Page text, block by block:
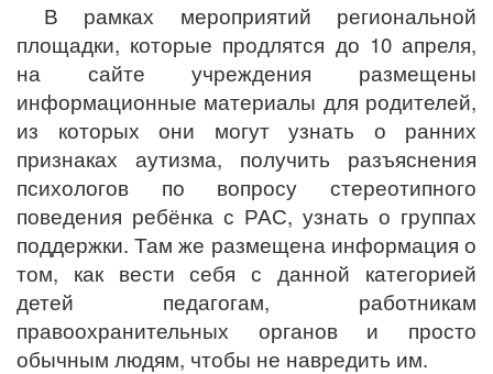
В рамках мероприятий региональной
площадки, которые продлятся до 10 апреля,
на сайте учреждения размещены
информационные материалы для родителей,
из которых они могут узнать о ранних
признаках аутизма, получить разъяснения
психологов по вопросу стереотипного
поведения ребёнка с РАС, узнать о группах
поддержки. Там же размещена информация о
том, как вести себя с данной категорией
детей педагогам, работникам
правоохранительных органов и просто
обычным людям, чтобы не навредить им.